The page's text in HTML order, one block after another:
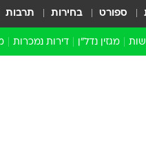
ספורט בחירות תרבות
מגזין נדל"ן דירות נמכרות